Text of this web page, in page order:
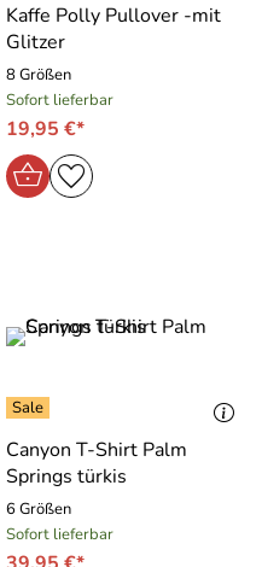
Kaffe Polly Pullover -mit
Glitzer
8 Größen
Sofort lieferbar
19,95 €*
Canyon T-Shirt Palm
Springs türkis
6 Größen
Sofort lieferbar